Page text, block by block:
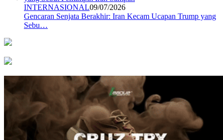
INTERNASIONAL09/07/2026
Gencaran Senjata Berakhir: Iran Kecam Ucapan Trump yang
Sebu…